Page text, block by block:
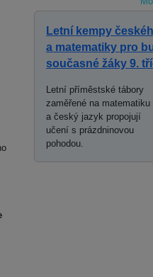
Letní kempy
a matematiky pro
současné žáky 9.
Letní příměstské tábory
zaměřené na matematiku
a český jazyk propojují
učení s prázdninovou
pohodou.